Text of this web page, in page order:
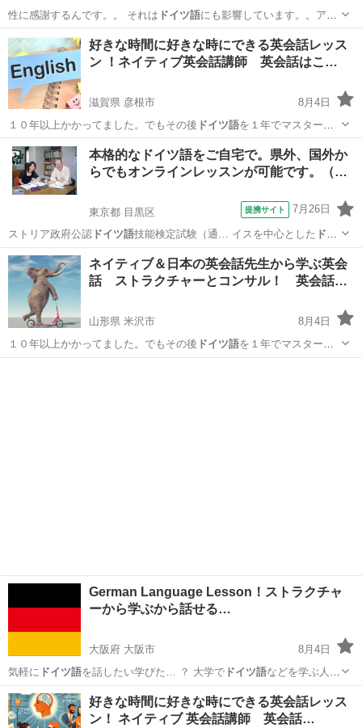
性に感謝するんです。。 それは ドイツ語にも影響しています。。アル
ファベット…
大阪 大阪市 英語 アルファベット
好きな時間に好きな時にできる英会話レッス
ン ！ネイティブ英会話講師 英会話はこ…
滋賀県 彦根市
8月4日
１０年以上かかってました。でもその後 ドイツ語を１年でマスターで
きた時にわかったん…
滋賀 彦根市 英会話 VML
本格的なドイツ語をご自宅で。県外、国外か
らでもオンラインレッスンが可能です。（…
東京都 目黒区 提携サイト 7月26日
ストリア政府公認ドイツ語技能検定試験（通… イスを中心とした ドイ
ツ語圏での国際的なド… 明に使えます。ドイツ語圏への就職や転勤…
、 またその後の
ドイツ語での生活にもしっ… で終わらせない”ドイツ
がご自宅からお手…
東京 目黒区 イタリア語
ネイティブ＆日本の英会話先生から学ぶ英会
話 ストラクチャーとコンサル！ 英会話…
山形県 米沢市
8月4日
１０年以上かかってました。でもその後 ドイツ語を１年でマスターで
きた時にわかったん…
German Language Lesson！ストラクチャ
ーから学ぶから話せる…
大阪府 大阪市
8月4日
気軽に ドイツ語 を話したい学びた… ？ 大学でドイツ語などを学ぶ人は
意… いです。ドイツ語はドイツ、オース… と学べるんです。ドイツ
語も一緒です。 … が好きな人など、ドイツ語やドイツの魅力や… ィ
ブが話す生き...
大阪 大阪市 その他語学 ドイツ語
好きな時間に好きな時にできる英会話レッス
ン！ ネイティブ 英会話講師 英会話…